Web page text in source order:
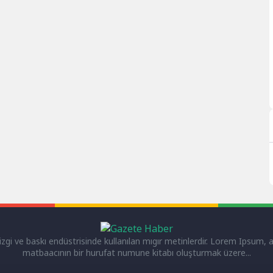
ve baskı endüstrisinde kullanılan mıgır metinlerdir. Lorem Ipsum,
matbaacının bir hurufat numune kitabı oluşturmak üzere...